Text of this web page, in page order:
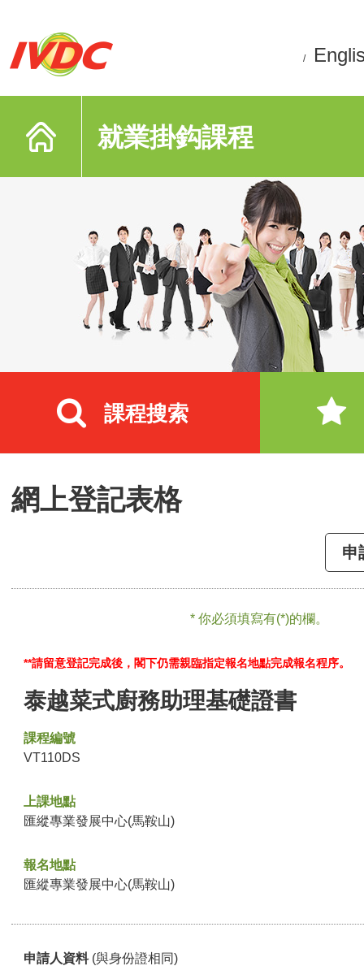
/
就業掛鈎課程
課程搜索
網上登記表格
申
* 你必須填寫有(*)的欄。
**請留意登記完成後，閣下仍需親臨指定報名地點完成報名程序。
泰越菜式廚務助理基礎證書
課程編號
VT110DS
上課地點
匯縱專業發展中心(馬鞍山)
報名地點
匯縱專業發展中心(馬鞍山)
申請人資料 (與身份證相同)